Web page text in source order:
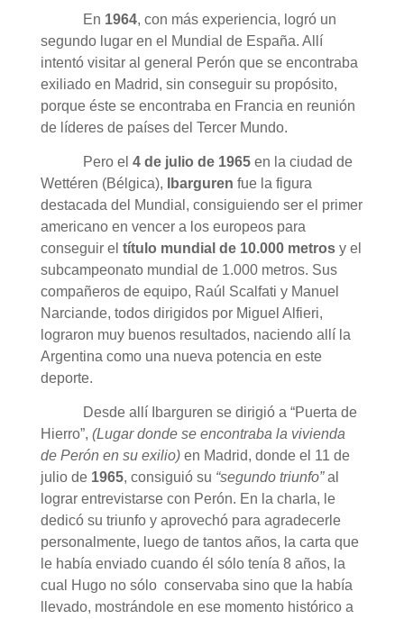
En 1964, con más experiencia, logró un
segundo lugar en el Mundial de España. Allí
intentó visitar al general Perón que se encontraba
exiliado en Madrid, sin conseguir su propósito,
porque éste se encontraba en Francia en reunión
de líderes de países del Tercer Mundo.
Pero el4 de julio de 1965 en la ciudad de
Wettéren (Bélgica),
Ibarguren fue la figura
destacada del Mundial, consiguiendo ser el primer
americano en vencer a los europeos para
conseguir el título mundial de 10.000 metrosy el
subcampeonato mundial de 1.000 metros. Sus
compañeros de equipo, Raúl Scalfati y Manuel
Narciande, todos dirigidos por Miguel Alfieri,
lograron muy buenos resultados, naciendo allí la
Argentina como una nueva potencia en este
deporte.
Desde allí Ibarguren se dirigió a “Puerta de
Hierro”, (Lugar donde se encontraba la vivienda
de Perón en su exilio)en Madrid, donde el 11 de
julio de 1965, consiguió su “segundo triunfo”al
lograr entrevistarse con Perón. En la charla, le
dedicó su triunfo y aprovechó para agradecerle
personalmente, luego de tantos años, la carta que
le había enviado cuando él sólo tenía 8 años, la
cual Hugo no sólo conservaba sino que la había
llevado, mostrándole en ese momento histórico a